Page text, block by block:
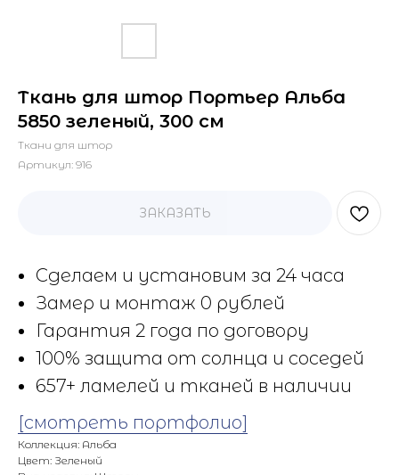
Ткань для штор Портьер Альба
5850 зеленый, 300 см
Ткани для штор
Артикул: 916
ЗАКАЗАТЬ
Сделаем и установим за 24 часа
Замер и монтаж 0 рублей
Гарантия 2 года по договору
100% защита от солнца и соседей
657+ ламелей и тканей в наличии
[смотреть портфолио]
Коллекция: Альба
Цвет: Зеленый